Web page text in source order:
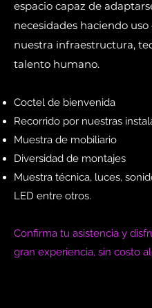
espacio capaz de
necesidades haciendo uso
nuestra infraestructura,
talento humano.
Coctel de bienvenida
Recorrido por nuestras
Muestra de mobiliario
Diversidad de montajes
Muestra técnica, luces,
LED entre otros.
Confirma tu asistencia y
gran experiencia, sin costo